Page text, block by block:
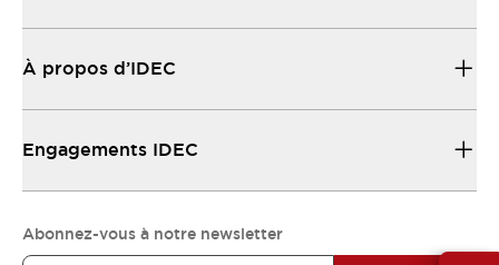
À propos d’IDEC
Engagements IDEC
Abonnez-vous à notre newsletter